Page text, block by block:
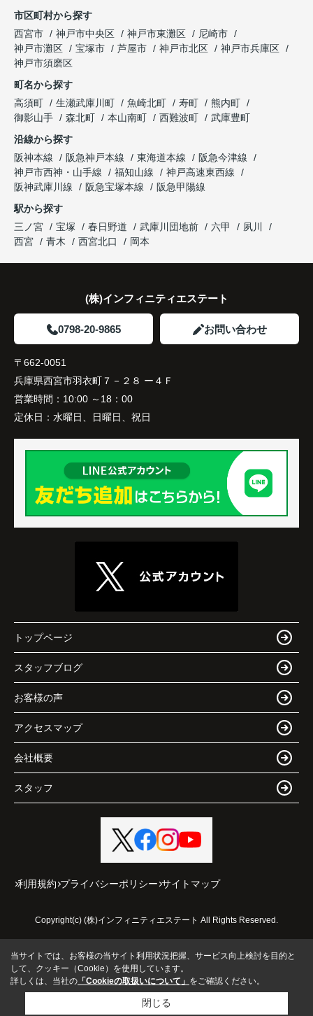
て選ばれました。
現在は夫婦二人の生活に合った住まいで、趣味や旅
行を楽しみながら、ゆったりとした毎日を過ごして
います。
住み替えによって、これからの人生がさらに楽しみ
になりました。
「小さな子どもがいるので、道路から少し離れてい
る安心感がありますね。」
と前向きに評価してくださいました。
思い込みだけで判断せず、専門家へ相談して本当に
良かったと思います。
大切な住まいを安心して次のご家族へ引き継ぐこと
ができました。
という話になりました。
インフィニティエステートさんへ相談すると、「プ
レミスト西宮北口ザ・レジデンス」の査定だけでな
く、住み替え先とのスケジュール調整や資金計画も
丁寧にサポートしてくださいました。
販売活動では、西宮北口駅へのアクセス、阪急西宮
ンションならではの魅力を詳しく紹介してください
ました。
購入されたご夫婦は、
環境ですね。」
と話され、ご契約となりました。
にゆとりが生まれています。
住まいを変えたことで、家族との時間も以前より増
市区町村から探す
西宮市
神戸市中央区 神戸市東灘区
尼崎市
神戸市灘区
宝塚市 芦屋市 神戸市北区
神戸市兵庫区
神戸市須磨区
町名から探す
高須町
生瀬武庫川町 魚崎北町 寿町
熊内町
御影山手
森北町 本山南町 西難波町
武庫豊町
沿線から探す
阪神本線
阪急神戸本線 東海道本線
阪急今津線
神戸市西神・山手線
福知山線
神戸高速東西線
阪神武庫川線
阪急宝塚本線
阪急甲陽線
駅から探す
三ノ宮
宝塚 春日野道 武庫川団地前 六甲
夙川
西宮
青木 西宮北口 岡本
(株)インフィニティエステート
0798-20-9865 お問い合わせ
〒662-0051
兵庫県西宮市羽衣町７－２８ ー４Ｆ
営業時間： 10:00 ～18：00
定休日： 水曜日、日曜日、祝日
トップページ
スタッフブログ
お客様の声
アクセスマップ
会社概要
スタッフ
利用規約 プライバシーポリシー サイトマップ
Copyright(c) (株)インフィニティエステート All Rights Reserved.
当サイトでは、お客様の当サイト利用状況把握、サービス向上検討を目的と
して、クッキー（Cookie）を使用しています。
詳しくは、当社の 「Cookieの取扱いについて」 をご確認ください。
閉じる